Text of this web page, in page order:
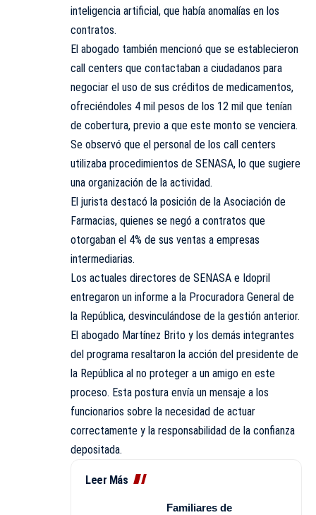
inteligencia artificial, que había anomalías en los
contratos.
El abogado también mencionó que se establecieron
call centers que contactaban a ciudadanos para
negociar el uso de sus créditos de medicamentos,
ofreciéndoles 4 mil pesos de los 12 mil que tenían
de cobertura, previo a que este monto se venciera.
Se observó que el personal de los call centers
utilizaba procedimientos de SENASA, lo que sugiere
una organización de la actividad.
El jurista destacó la posición de la Asociación de
Farmacias, quienes se negó a contratos que
otorgaban el 4% de sus ventas a empresas
intermediarias.
Los actuales directores de SENASA e Idopril
entregaron un informe a la Procuradora General de
la República, desvinculándose de la gestión anterior.
El abogado Martínez Brito y los demás integrantes
del programa resaltaron la acción del presidente de
la República al no proteger a un amigo en este
proceso. Esta postura envía un mensaje a los
funcionarios sobre la necesidad de actuar
correctamente y la responsabilidad de la confianza
depositada.
Leer Más
Familiares de